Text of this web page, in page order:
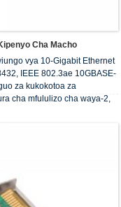
Cha Macho
vya 10-Gigabit Ethernet
IEEE 802.3ae 10GBASE-
za kukokotoa za
cha mfululizo cha waya-2,